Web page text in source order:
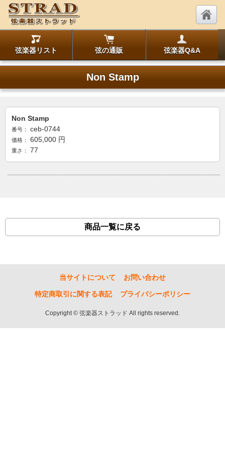
弦楽器リスト 弦の通販 弦楽器Q&A
Non Stamp
Non Stamp
番号： ceb-0744
価格： 605,000 円
重さ： 77
商品一覧に戻る
当サイトについて お問い合わせ
特定商取引に関する表記 プライバシーポリシー
Copyright © 弦楽器ストラッド All rights reserved.